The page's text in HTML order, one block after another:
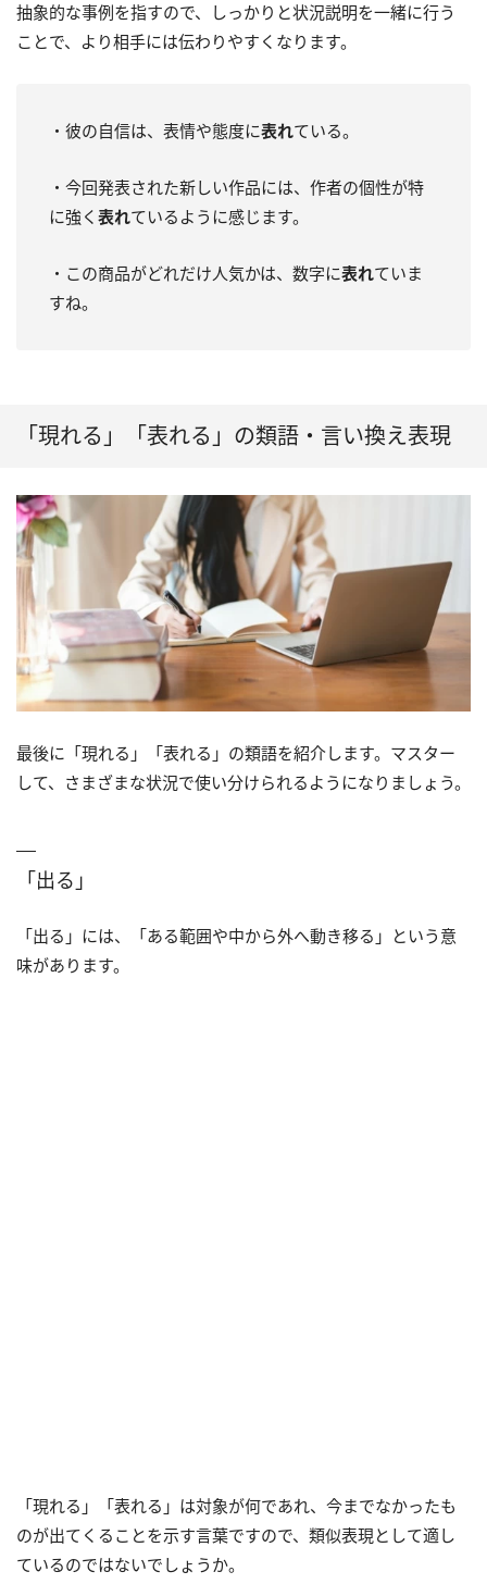
抽象的な事例を指すので、しっかりと状況説明を一緒に行う
ことで、より相手には伝わりやすくなります。
・彼の自信は、表情や態度に表れている。
・今回発表された新しい作品には、作者の個性が特
に強く 表れているように感じます。
・この商品がどれだけ人気かは、数字に表れていま
すね。
「現れる」「表れる」の類語・言い換え表現
最後に「現れる」「表れる」の類語を紹介します。マスター
して、さまざまな状況で使い分けられるようになりましょう。
「出る」
「出る」には、「ある範囲や中から外へ動き移る」という意
味があります。
「現れる」「表れる」は対象が何であれ、今までなかったも
のが出てくることを示す言葉ですので、類似表現として適し
ているのではないでしょうか。